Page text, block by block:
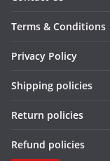
Terms & Conditions
Privacy Policy
Shipping policies
Return policies
Refund policies